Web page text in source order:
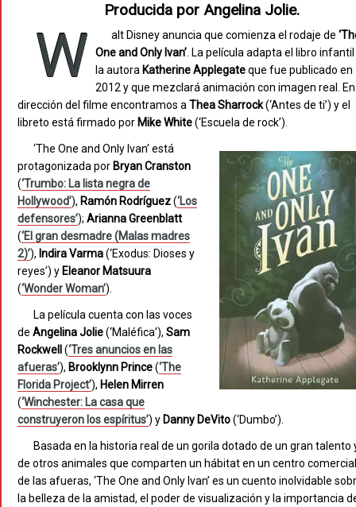
Producida por Angelina Jolie.
W alt Disney anuncia que comienza el rodaje de
One and Only Ivan’. La película adapta el libro
la autora KatherineApplegateque fue publicado en
2012 y que mezclará animación con imagen real.
dirección del filme encontramos aTheaSharrock(‘Antes de ti’) y el
libreto está firmado por MikeWhite(‘Escuela de rock’).
‘The One and Only Ivan’ está
protagonizada por BryanCranston
(‘Trumbo: La lista negra de
Hollywood’), Ramón Rodríguez(‘Los
defensores’); AriannaGreenblatt
(‘El gran desmadre (Malas madres
2)’), IndiraVarma(‘Exodus: Dioses y
reyes’) y Eleanor Matsuura
(‘Wonder Woman’).
La película cuenta con las voces
de AngelinaJolie(‘Maléfica’), Sam
Rockwell (‘Tres anuncios en las
afueras’), Brooklynn Prince(‘The
Florida Project’), Helen Mirren
(‘Winchester: La casa que
construyeron los espíritus’) y Danny DeVito(‘Dumbo’).
Basada en la historia real de un gorila dotado de un gran talento
de otros animales que comparten un hábitat en un centro comercial
de las afueras, ‘The One and Only Ivan’ es un cuento inolvidable
la belleza de la amistad, el poder de visualización y la importancia